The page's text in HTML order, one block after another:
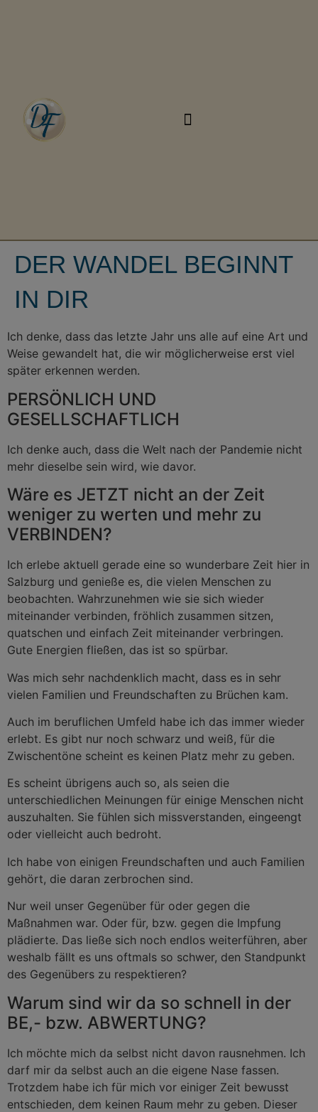
DER WANDEL BEGINNT
IN DIR
Ich denke, dass das letzte Jahr uns alle auf eine Art und
Weise gewandelt hat, die wir möglicherweise erst viel
später erkennen werden.
PERSÖNLICH UND
GESELLSCHAFTLICH
Ich denke auch, dass die Welt nach der Pandemie nicht
mehr dieselbe sein wird, wie davor.
Wäre es JETZT nicht an der Zeit
weniger zu werten und mehr zu
VERBINDEN?
Ich erlebe aktuell gerade eine so wunderbare Zeit hier in
Salzburg und genieße es, die vielen Menschen zu
beobachten. Wahrzunehmen wie sie sich wieder
miteinander verbinden, fröhlich zusammen sitzen,
quatschen und einfach Zeit miteinander verbringen.
Gute Energien fließen, das ist so spürbar.
Was mich sehr nachdenklich macht, dass es in sehr
vielen Familien und Freundschaften zu Brüchen kam.
Auch im beruflichen Umfeld habe ich das immer wieder
erlebt. Es gibt nur noch schwarz und weiß, für die
Zwischentöne scheint es keinen Platz mehr zu geben.
Es scheint übrigens auch so, als seien die
unterschiedlichen Meinungen für einige Menschen nicht
auszuhalten. Sie fühlen sich missverstanden, eingeengt
oder vielleicht auch bedroht.
Ich habe von einigen Freundschaften und auch Familien
gehört, die daran zerbrochen sind.
Nur weil unser Gegenüber für oder gegen die
Maßnahmen war. Oder für, bzw. gegen die Impfung
plädierte. Das ließe sich noch endlos weiterführen, aber
weshalb fällt es uns oftmals so schwer, den Standpunkt
des Gegenübers zu respektieren?
Warum sind wir da so schnell in der
BE,- bzw. ABWERTUNG?
Ich möchte mich da selbst nicht davon rausnehmen. Ich
darf mir da selbst auch an die eigene Nase fassen.
Trotzdem habe ich für mich vor einiger Zeit bewusst
entschieden, dem keinen Raum mehr zu geben. Dieser